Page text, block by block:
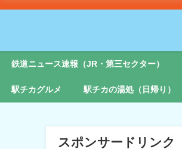
鉄道ニュース速報（JR・第三セクター）
駅チカグルメ 駅チカの湯処（日帰り）
スポンサードリンク